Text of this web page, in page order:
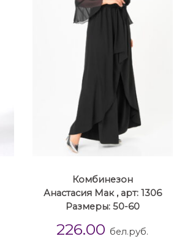
Комбинезон
Анастасия Мак , арт: 1306
Размеры: 50-60
226.00 бел.руб.